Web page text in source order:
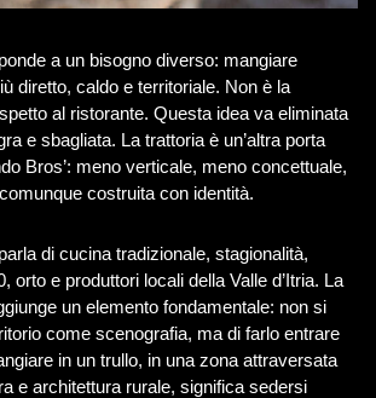
a un bisogno diverso: mangiare
diretto, caldo e territoriale. Non è la
al ristorante. Questa idea va eliminata
e sbagliata. La trattoria è un’altra porta
Bros’: meno verticale, meno concettuale,
costruita con identità.
di cucina tradizionale, stagionalità,
orto e produttori locali della Valle d’Itria. La
un elemento fondamentale: non si
come scenografia, ma di farlo entrare
in un trullo, in una zona attraversata
e architettura rurale, significa sedersi